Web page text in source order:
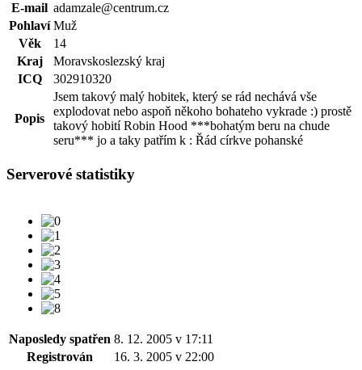
E-mail adamzale@centrum.cz
Pohlaví Muž
Věk
14
Kraj
Moravskoslezský kraj
ICQ
302910320
Popis
Jsem takový malý hobitek, který se rád nechává vše
explodovat nebo aspoň někoho bohateho vykrade :) prostě
takový hobití Robin Hood ***bohatým beru na chude
seru*** jo a taky patřím k : Řád církve pohanské
Serverové statistiky
Naposledy spatřen 8. 12. 2005 v 17:11
Registrován
16. 3. 2005 v 22:00